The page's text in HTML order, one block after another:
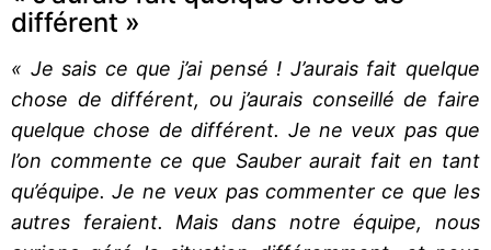
différent »
« Je sais ce que j’ai pensé ! J’aurais fait quelque
chose de différent, ou j’aurais conseillé de faire
quelque chose de différent. Je ne veux pas que
l’on commente ce que Sauber aurait fait en tant
qu’équipe. Je ne veux pas commenter ce que les
autres feraient. Mais dans notre équipe, nous